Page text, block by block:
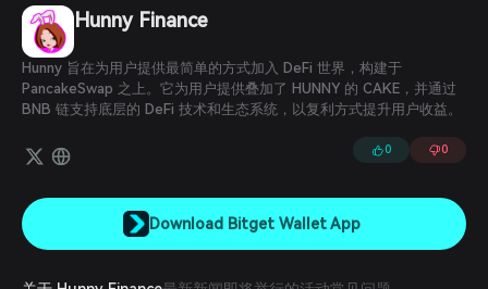
العربية
বাংলা
Español
Português (Brasil)
Hunny Finance
Hunny 旨在为用户提供最简单的方式加入 DeFi 世界，构建于
PancakeSwap 之上。它为用户提供叠加了 HUNNY 的 CAKE，并通过
BNB 链支持底层的 DeFi 技术和生态系统，以复利方式提升用户收益。
0 0
Download Bitget Wallet App